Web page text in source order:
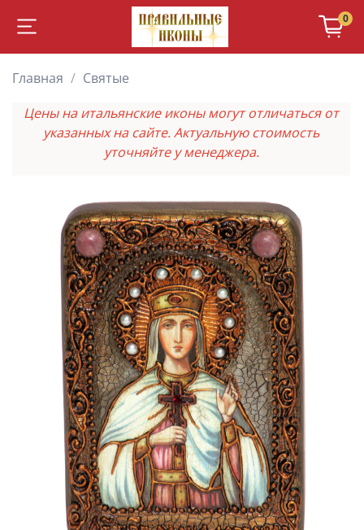
0
Главная
Святые
Цены на итальянские иконы могут отличаться от
указанных на сайте. Актуальную стоимость
уточняйте у менеджера.